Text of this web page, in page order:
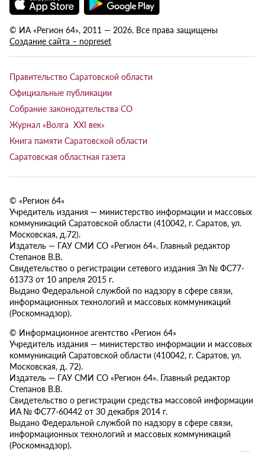
© ИА «Регион 64», 2011 — 2026. Все права защищены
Создание сайта – nopreset
Правительство Саратовской области
Официальные публикации
Собрание законодательства СО
Журнал «Волга XXI век»
Книга памяти Саратовской области
Саратовская областная газета
© «Регион 64»
Учредитель издания — министерство информации и массовых
коммуникаций Саратовской области (410042, г. Саратов, ул.
Московская, д.72).
Издатель — ГАУ СМИ СО «Регион 64». Главный редактор
Степанов В.В.
Свидетельство о регистрации сетевого издания Эл № ФС77-
61373 от 10 апреля 2015 г.
Выдано Федеральной службой по надзору в сфере связи,
информационных технологий и массовых коммуникаций
(Роскомнадзор).
© Информационное агентство «Регион 64»
Учредитель издания — министерство информации и массовых
коммуникаций Саратовской области (410042, г. Саратов, ул.
Московская, д. 72).
Издатель — ГАУ СМИ СО «Регион 64». Главный редактор
Степанов В.В.
Свидетельство о регистрации средства массовой информации
ИА № ФС77-60442 от 30 декабря 2014 г.
Выдано Федеральной службой по надзору в сфере связи,
информационных технологий и массовых коммуникаций
(Роскомнадзор).